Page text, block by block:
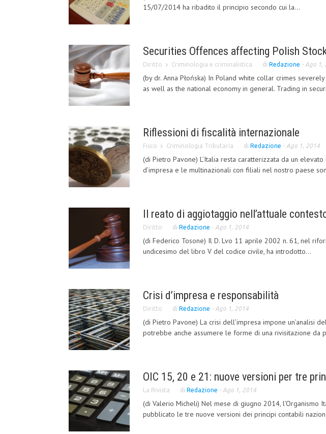
15/07/2014 ha ribadito il principio secondo cui la...
Securities Offences affecting Polish
Diritto Criminologia e criminalistica di Redazione - Ago 1,
(by dr. Anna Płońska) In Poland white collar crimes
as well as the national economy in general. Trading in
Riflessioni di fiscalità internazionale
Fisco Criminologia Tributaria di Redazione - Ago 1, 2014
(di Pietro Pavone) L’Italia resta caratterizzata da un
d’impresa e le multinazionali con filiali nel nostro paese
Il reato di aggiotaggio nell’attuale
Diritto di Redazione - Ago 1, 2014
(di Federico Tosone) Il D. Lvo 11 aprile 2002 n. 61, nel
undicesimo del libro V del codice civile, ha introdotto...
Crisi d’impresa e responsabilità
Diritto di Redazione - Ago 1, 2014
(di Pietro Pavone) La crisi dell’impresa impone un’analisi
potrebbe anche assumere le forme di una rivisitazione da
OIC 15, 20 e 21: nuove versioni per tre
La Rivista di Redazione - Ago 1, 2014
(di Valerio Micheli) Nel mese di giugno 2014, l’Organismo
pubblicato le tre nuove versioni dei principi contabili